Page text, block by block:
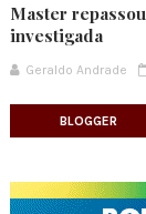
Master
investigada
Geraldo Andrade
BLOGGER